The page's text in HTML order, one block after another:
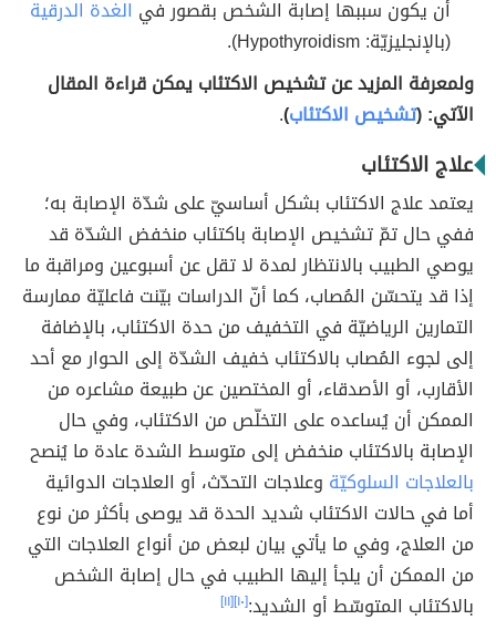
أن يكون سببها إصابة الشخص بقصور في الغدة الدرقية
(بالإنجليزيّة: Hypothyroidism).
ولمعرفة المزيد عن تشخيص الاكتئاب يمكن قراءة المقال
الآتي: (تشخيص الاكتئاب)
.
علاج الاكتئاب
يعتمد علاج الاكتئاب بشكل أساسيّ على شدّة الإصابة به؛
ففي حال تمّ تشخيص الإصابة باكتئاب منخفض الشدّة قد
يوصي الطبيب بالانتظار لمدة لا تقل عن أسبوعين ومراقبة ما
إذا قد يتحسّن المُصاب، كما أنّ الدراسات بيّنت فاعليّة ممارسة
التمارين الرياضيّة في التخفيف من حدة الاكتئاب، بالإضافة
إلى لجوء المُصاب بالاكتئاب خفيف الشدّة إلى الحوار مع أحد
الأقارب، أو الأصدقاء، أو المختصين عن طبيعة مشاعره من
الممكن أن يُساعده على التخلّص من الاكتئاب، وفي حال
الإصابة بالاكتئاب منخفض إلى متوسط الشدة عادة ما يُنصح
بالعلاجات السلوكيّة وعلاجات التحدّث، أو العلاجات الدوائية
أما في حالات الاكتئاب شديد الحدة قد يوصى بأكثر من نوع
من العلاج، وفي ما يأتي بيان لبعض من أنواع العلاجات التي
من الممكن أن يلجأ إليها الطبيب في حال إصابة الشخص
بالاكتئاب المتوسّط أو الشديد:[١٠] [١١]